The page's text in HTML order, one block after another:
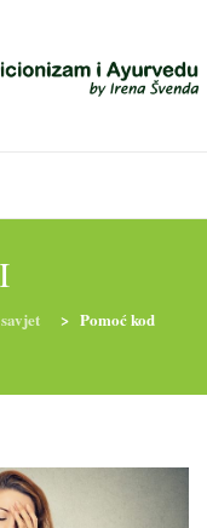
MRŠAVLJENJE
> Pomoć kod